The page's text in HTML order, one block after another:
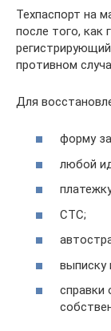
Техпаспорт на
после того, как
противном
Для
форму
любой
СТС;
выписку
справки